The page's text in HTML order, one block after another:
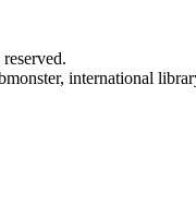
international